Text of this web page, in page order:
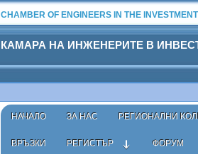
CHAMBER OF ENGINEERS IN THE
КАМАРА НА ИНЖЕНЕРИТЕ В
НАЧАЛО ЗА НАС РЕГИОНАЛНИ
ВРЪЗКИ РЕГИСТЪР ФОРУМ